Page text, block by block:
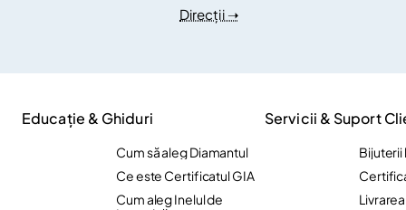
Direcții ➝
Educație & Ghiduri
Cum să aleg Diamantul
Ce este Certificatul GIA
Cum aleg Inelul de
Servicii & Suport
Bijuterii